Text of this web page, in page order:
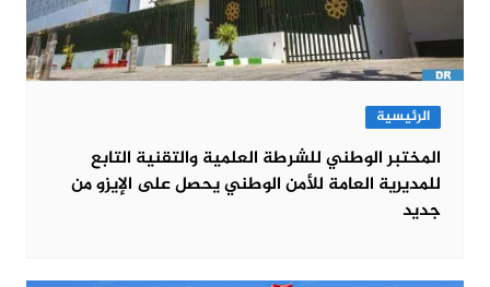
الرئيسية
المختبر الوطني للشرطة العلمية والتقنية التابع
للمديرية العامة للأمن الوطني يحصل على الإيزو من
جديد